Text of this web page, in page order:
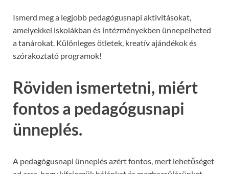
Ismerd meg a legjobb pedagógusnapi aktivitásokat,
amelyekkel iskolákban és intézményekben ünnepelheted
a tanárokat. Különleges ötletek, kreatív ajándékok és
szórakoztató programok!
Röviden ismertetni, miért
fontos a pedagógusnapi
ünneplés.
A pedagógusnapi ünneplés azért fontos, mert lehetőséget